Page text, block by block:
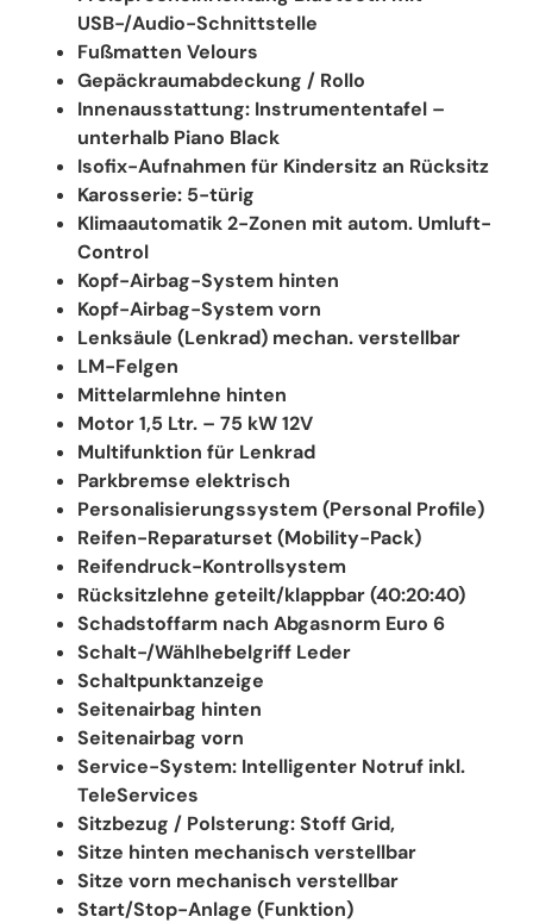
USB-/Audio-Schnittstelle
Fußmatten Velours
Gepäckraumabdeckung / Rollo
Innenausstattung: Instrumententafel –
unterhalb Piano Black
Isofix-Aufnahmen für Kindersitz an Rücksitz
Karosserie: 5-türig
Klimaautomatik 2-Zonen mit autom. Umluft-
Control
Kopf-Airbag-System hinten
Kopf-Airbag-System vorn
Lenksäule (Lenkrad) mechan. verstellbar
LM-Felgen
Mittelarmlehne hinten
Motor 1,5 Ltr. – 75 kW 12V
Multifunktion für Lenkrad
Parkbremse elektrisch
Personalisierungssystem (Personal Profile)
Reifen-Reparaturset (Mobility-Pack)
Reifendruck-Kontrollsystem
Rücksitzlehne geteilt/klappbar (40:20:40)
Schadstoffarm nach Abgasnorm Euro 6
Schalt-/Wählhebelgriff Leder
Schaltpunktanzeige
Seitenairbag hinten
Seitenairbag vorn
Service-System: Intelligenter Notruf inkl.
TeleServices
Sitzbezug / Polsterung: Stoff Grid,
Sitze hinten mechanisch verstellbar
Sitze vorn mechanisch verstellbar
Start/Stop-Anlage (Funktion)